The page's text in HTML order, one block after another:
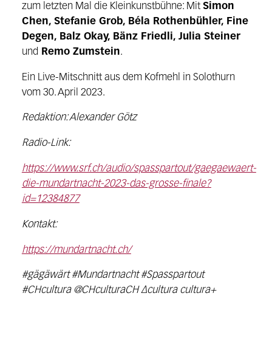
zum letzten Mal die Kleinkunstbühne: Mit Simon
Chen, Stefanie Grob, Béla Rothenbühler, Fine
Degen, Balz Okay, Bänz Friedli, Julia Steiner
und Remo Zumstein.
Ein Live-Mitschnitt aus dem Kofmehl in Solothurn
vom 30. April 2023.
Redaktion: Alexander Götz
Radio-Link:
https://www.srf.ch/audio/spasspartout/gaegaewaert-
die-mundartnacht-2023-das-grosse-finale?
id=12384877
Kontakt:
https://mundartnacht.ch/
#gägäwärt #Mundartnacht #Spasspartout
#CHcultura @CHculturaCH ∆cultura cultura+